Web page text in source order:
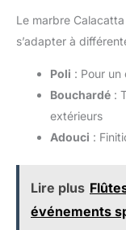
Le marbre
s’adapter à
Poli : Pour
Bouchardé :
extérieurs
Adouci :
Lire plus
événements